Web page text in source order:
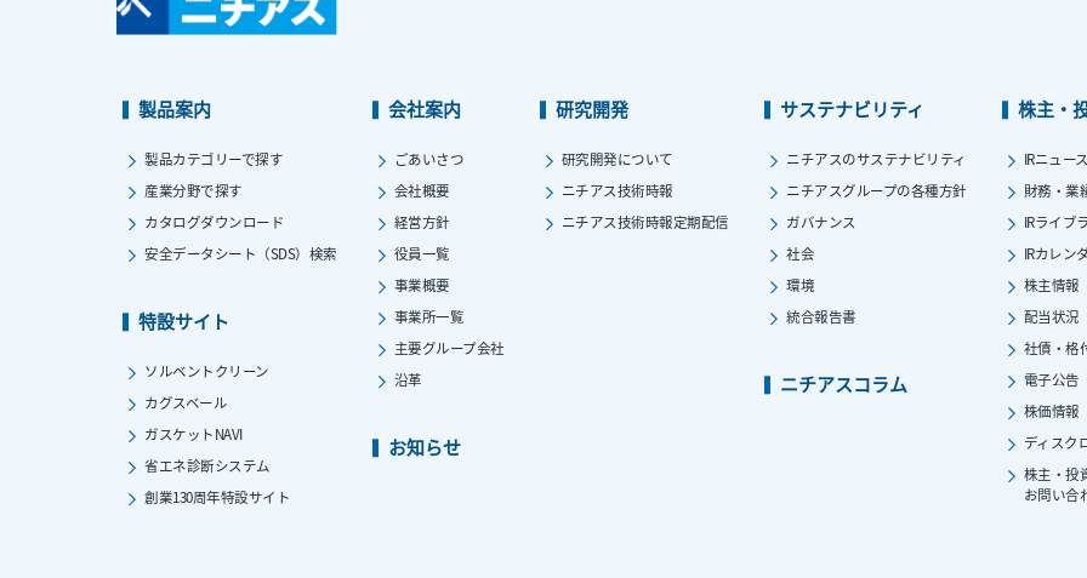
製品案内
製品カテゴリーで探す
産業分野で探す
カタログダウンロード
安全データシート（SDS）検索
特設サイト
ソルベントクリーン
カグスベール
ガスケットNAVI
省エネ診断システム
創業130周年特設サイト
会社案内
ごあいさつ
会社概要
経営方針
役員一覧
事業概要
事業所一覧
主要グループ会社
沿革
お知らせ
研究開発
研究開発について
ニチアス技術時報
ニチアス技術時報定期配信
サステナビリティ
ニチアスのサステナビリティ
ニチアスグループの各種方針
ガバナンス
社会
環境
統合報告書
ニチアスコラム
株主・
IRニュー
財務・業
IRライブ
IRカレン
株主情報
配当状況
社債・格
電子公告
株価情報
ディスク
株主・投
お問い合